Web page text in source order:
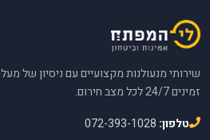
שירותי מנעולנות מקצועיים עם ניסיון של מעל 30 שנה.
זמינים 24/7 לכל מצב חירום.
טלפון: 072-393-1028